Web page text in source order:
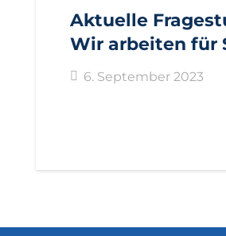
Aktuelle
Wir arbeiten für
6. September 2023